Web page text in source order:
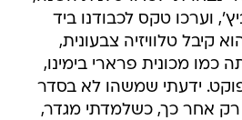
וערכו טקס לכבודנו ביד
קיבל טלוויזיה צבעונית,
כמו מכונית פרארי בימינו,
ידעתי שמשהו לא בסדר
רק אחר כך, כשלמדתי מגדר,